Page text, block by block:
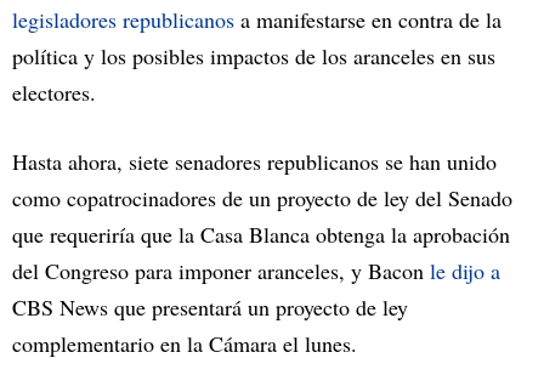
legisladores republicanos a manifestarse en contra de la
política y los posibles impactos de los aranceles en sus
electores.
Hasta ahora, siete senadores republicanos se han unido
como copatrocinadores de un proyecto de ley del Senado
que requeriría que la Casa Blanca obtenga la aprobación
del Congreso para imponer aranceles, y Bacon le dijo a
CBS News que presentará un proyecto de ley
complementario en la Cámara el lunes.